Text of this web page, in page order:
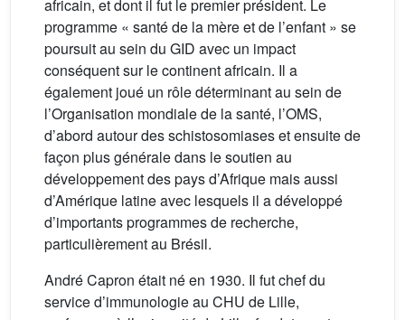
africain, et dont il fut le premier président. Le
programme « santé de la mère et de l’enfant » se
poursuit au sein du GID avec un impact
conséquent sur le continent africain. Il a
également joué un rôle déterminant au sein de
l’Organisation mondiale de la santé, l’OMS,
d’abord autour des schistosomiases et ensuite de
façon plus générale dans le soutien au
développement des pays d’Afrique mais aussi
d’Amérique latine avec lesquels il a développé
d’importants programmes de recherche,
particulièrement au Brésil.
André Capron était né en 1930. Il fut chef du
service d’immunologie au CHU de Lille,